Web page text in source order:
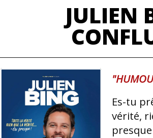
JULIEN
Es-tu
vérité,
presque